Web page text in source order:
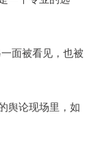
面被看见，也被
舆论现场里，如